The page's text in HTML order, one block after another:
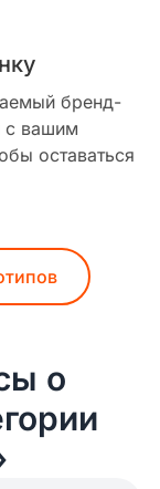
бренд-
с вашим
оставаться
о